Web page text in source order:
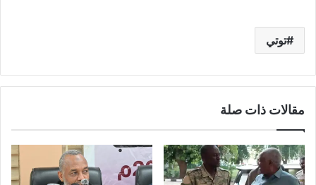
توتي
مقالات ذات صلة